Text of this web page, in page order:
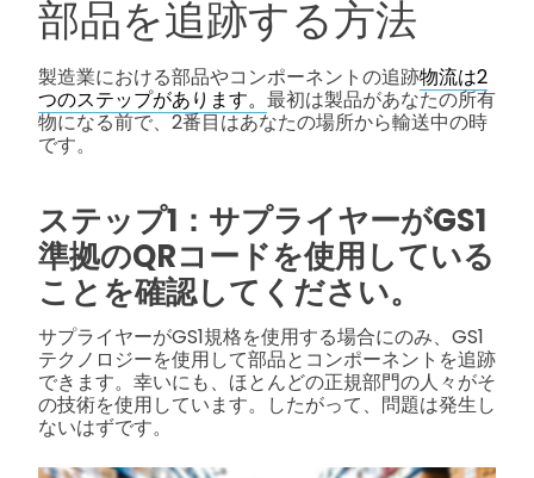
部品を追跡する方法
製造業における部品やコンポーネントの追跡物流は2
つのステップがあります。 最初は製品があなたの所有
物になる前で、2番目はあなたの場所から輸送中の時
です。
ステップ1：サプライヤーがGS1
準拠のQRコードを使用している
ことを確認してください。
サプライヤーがGS1規格を使用する場合にのみ、GS1
テクノロジーを使用して部品とコンポーネントを追跡
できます。幸いにも、ほとんどの正規部門の人々がそ
の技術を使用しています。したがって、問題は発生し
ないはずです。